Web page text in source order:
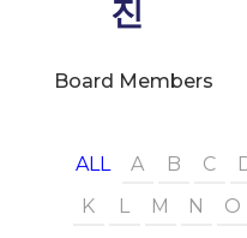
진
Board Members
ALL A B C
K
L M N O